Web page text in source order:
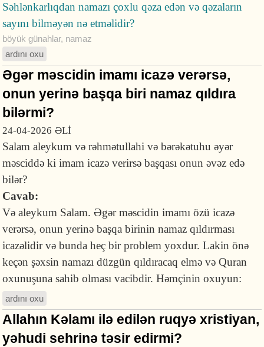
Səhlənkarlıqdan namazı çoxlu qəza edən və qəzaların
sayını bilməyən nə etməlidir?
böyük günahlar, namaz
ardını oxu
Əgər məscidin imamı icazə verərsə,
onun yerinə başqa biri namaz qıldıra
bilərmi?
24-04-2026 ƏLİ
Salam aleykum və rəhmətullahi və bərəkətuhu əyər
məsciddə ki imam icazə verirsə başqası onun əvəz edə
bilər?
Cavab:
Və aleykum Salam. Əgər məscidin imamı özü icazə
verərsə, onun yerinə başqa birinin namaz qıldırması
icazəlidir və bunda heç bir problem yoxdur. Lakin önə
keçən şəxsin namazı düzgün qıldıracaq elmə və Quran
oxunuşuna sahib olması vacibdir. Həmçinin oxuyun:
ardını oxu
Allahın Kəlamı ilə edilən ruqyə xristiyan,
yəhudi sehrinə təsir edirmi?